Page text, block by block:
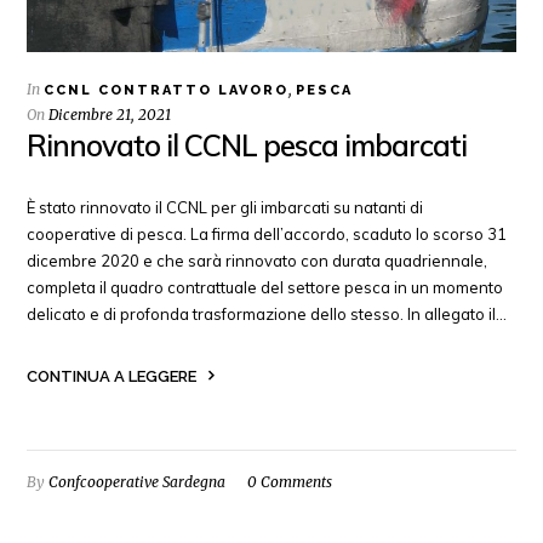
In CCNL CONTRATTO LAVORO, PESCA
OnDicembre 21, 2021
Rinnovato il CCNL pesca imbarcati
È stato rinnovato il CCNL per gli imbarcati su natanti di
cooperative di pesca. La firma dell’accordo, scaduto lo scorso 31
dicembre 2020 e che sarà rinnovato con durata quadriennale,
completa il quadro contrattuale del settore pesca in un momento
delicato e di profonda trasformazione dello stesso. In allegato il…
CONTINUA A LEGGERE
ByConfcooperative Sardegna 0 Comments